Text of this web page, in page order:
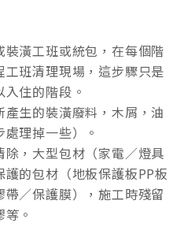
潢工班或統包，在每個階
班清理現場，這步驟只是
住的階段。
生的裝潢廢料，木屑，油
理掉一些）。
，大型包材（家電／燈具
的包材（地板保護板PP板
／保護膜），施工時殘留
。